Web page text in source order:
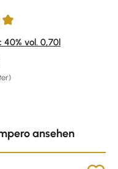
von 5 Sternen
40% vol. 0,70l
Preis:
ansehen